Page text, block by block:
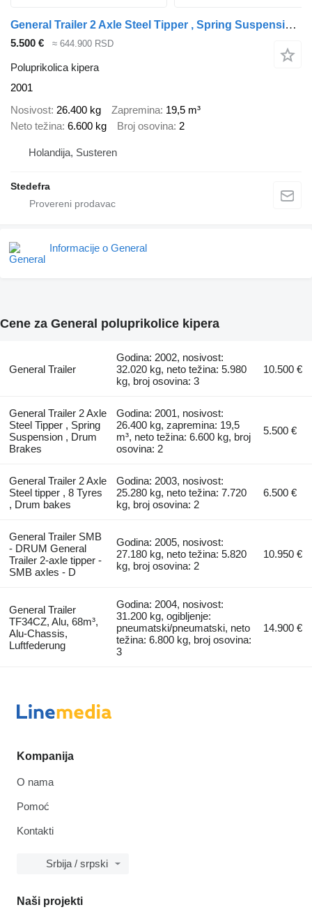
General Trailer 2 Axle Steel Tipper , Spring Suspension , Drum Brakes
5.500 € ≈ 644.900 RSD
Poluprikolica kipera
2001
Nosivost 26.400 kg Zapremina 19,5 m³
Neto težina 6.600 kg Broj osovina 2
Holandija, Susteren
Stedefra
Informacije o General
Cene za General poluprikolice kipera
General Trailer
Godina: 2002, nosivost:
32.020 kg, neto težina: 5.980
kg, broj osovina: 3
10.500 €
General Trailer 2 Axle
Steel Tipper , Spring
Suspension , Drum
Brakes
Godina: 2001, nosivost:
26.400 kg, zapremina: 19,5
m³, neto težina: 6.600 kg, broj
osovina: 2
5.500 €
General Trailer 2 Axle
Steel tipper , 8 Tyres
, Drum bakes
Godina: 2003, nosivost:
25.280 kg, neto težina: 7.720
kg, broj osovina: 2
6.500 €
General Trailer SMB
- DRUM General
Trailer 2-axle tipper -
SMB axles - D
Godina: 2005, nosivost:
27.180 kg, neto težina: 5.820
kg, broj osovina: 2
10.950 €
General Trailer
TF34CZ, Alu, 68m³,
Alu-Chassis,
Luftfederung
Godina: 2004, nosivost:
31.200 kg, ogibljenje:
pneumatski/pneumatski, neto
težina: 6.800 kg, broj osovina:
3
14.900 €
Kompanija
O nama
Pomoć
Kontakti
Srbija / srpski
Naši projekti